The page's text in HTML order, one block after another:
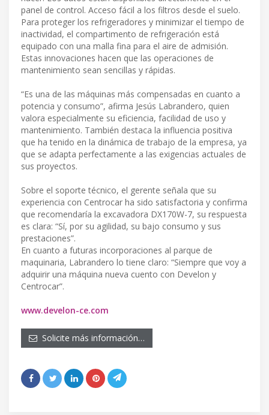
panel de control. Acceso fácil a los filtros desde el suelo.
Para proteger los refrigeradores y minimizar el tiempo de
inactividad, el compartimento de refrigeración está
equipado con una malla fina para el aire de admisión.
Estas innovaciones hacen que las operaciones de
mantenimiento sean sencillas y rápidas.
“Es una de las máquinas más compensadas en cuanto a
potencia y consumo”, afirma Jesús Labrandero, quien
valora especialmente su eficiencia, facilidad de uso y
mantenimiento. También destaca la influencia positiva
que ha tenido en la dinámica de trabajo de la empresa, ya
que se adapta perfectamente a las exigencias actuales de
sus proyectos.
Sobre el soporte técnico, el gerente señala que su
experiencia con Centrocar ha sido satisfactoria y confirma
que recomendaría la excavadora DX170W-7, su respuesta
es clara: “Sí, por su agilidad, su bajo consumo y sus
prestaciones”.
En cuanto a futuras incorporaciones al parque de
maquinaria, Labrandero lo tiene claro: “Siempre que voy a
adquirir una máquina nueva cuento con Develon y
Centrocar”.
www.develon-ce.com
Solicite más información…